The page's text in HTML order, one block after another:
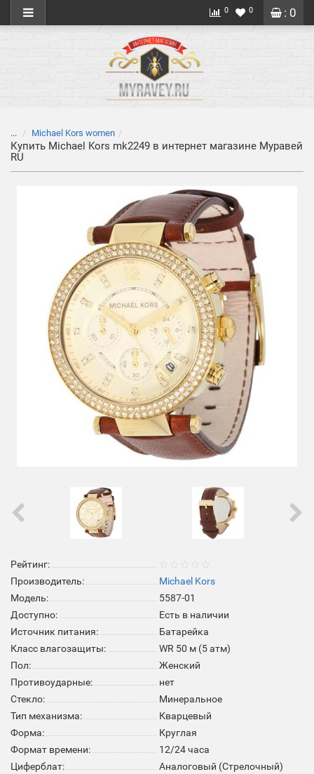
: 0
0 0
... Michael Kors women
Купить Michael Kors mk2249 в интернет магазине Муравей
RU
Рейтинг:
Производитель:
Michael Kors
Модель:
5587-01
Доступно:
Есть в наличии
Источник питания:
Батарейка
Класс влагозащиты:
WR 50 м (5 атм)
Пол:
Женский
Противоударные:
нет
Стекло:
Минеральное
Тип механизма:
Кварцевый
Форма:
Круглая
Формат времени:
12/24 часа
Циферблат:
Аналоговый (Стрелочный)